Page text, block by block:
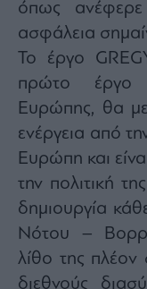
out
at
time.
site
protected
by
reCAPTCHA
and
Google
Privacy
Policy
and
of
Service
apply.
όπως
ασφάλεια
Το έργο
πρώτο έργο
Ευρώπης, θα
ενέργεια από
Ευρώπη και
την πολιτική
δημιουργία
Νότου –
λίθο της πλέον
διεθνούς